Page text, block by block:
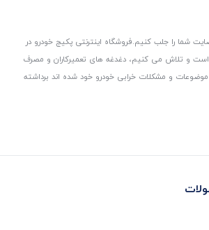
شما را جلب کنیم.فروشگاه اینترنتی پکیج خودرو در
است و تلاش می کنیم، دغدغه های تعمیرکاران و مصرف
موضوعات و مشکلات خرابی خودرو خود شده اند برداشته